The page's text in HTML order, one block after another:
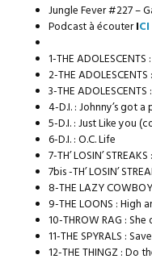
Jungle Fever #227 –
Podcast à écouterICI
1-THE
2-THE
3-THE
4-D.I. : Johnny’s got a
5-D.I. : Just Like you
6-D.I. : O.C. Life
7-TH’ LOSIN’
7bis -TH’ LOSIN’
8-THE LAZY
9-THE LOONS : High
10-THROW RAG :
11-THE SPYRALS :
12-THE THINGZ : Do